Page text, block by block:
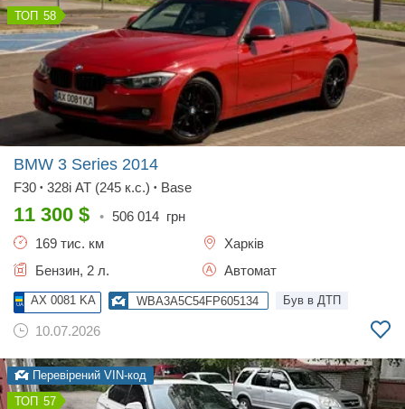
58
BMW 3 Series 2014
F30 • 328i AT (245 к.с.) • Base
11 300 $ • 506 014 грн
169 тис. км
Харків
Бензин, 2 л.
Автомат
AX 0081 KA WBA3A5C54FP605134 Був в ДТП
10.07.2026
Перевірений VIN-код
57